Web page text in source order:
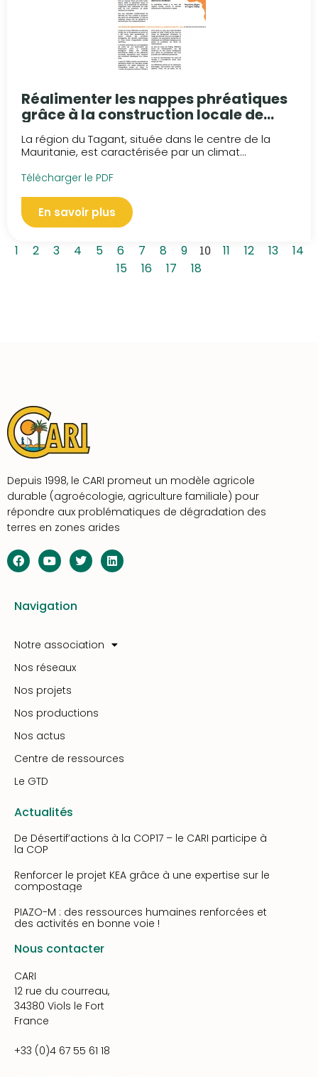
Réalimenter les nappes phréatiques
grâce à la construction locale de
seuils de ralentissement
La région du Tagant, située dans le centre de la
Mauritanie, est caractérisée par un climat...
Télécharger le PDF
En savoir plus
1 2 3 4 5 6 7 8 9 10 11 12 13
14
15
16 17 18
Depuis 1998, le CARI promeut un modèle agricole
durable (agroécologie, agriculture familiale) pour
répondre aux problématiques de dégradation des
terres en zones arides
Navigation
Notre association
Nos réseaux
Nos projets
Nos productions
Nos actus
Centre de ressources
Le GTD
Actualités
De Désertif’actions à la COP17 – le CARI participe à
la COP
Renforcer le projet KEA grâce à une expertise sur le
compostage
PIAZO-M : des ressources humaines renforcées et
des activités en bonne voie !
Nous contacter
CARI
12 rue du courreau,
34380 Viols le Fort
France
+33 (0)4 67 55 61 18